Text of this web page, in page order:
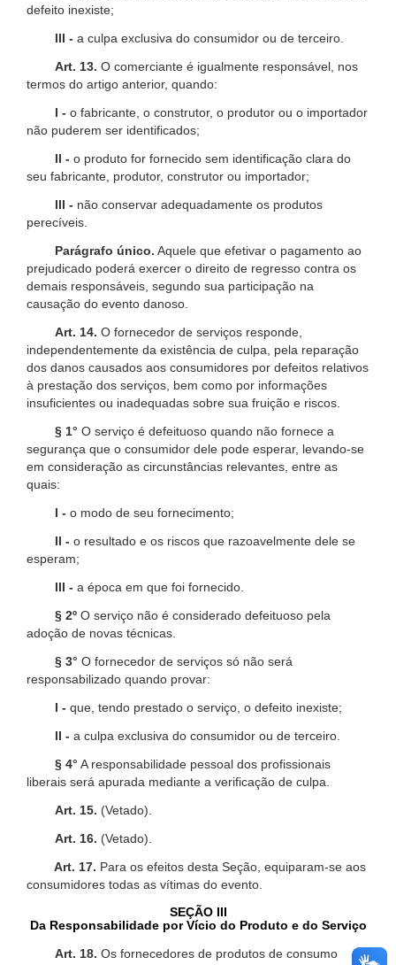
defeito inexiste;
III - a culpa exclusiva do consumidor ou de terceiro.
Art. 13. O comerciante é igualmente responsável, nos
termos do artigo anterior, quando:
I - o fabricante, o construtor, o produtor ou o importador
não puderem ser identificados;
II - o produto for fornecido sem identificação clara do
seu fabricante, produtor, construtor ou importador;
III - não conservar adequadamente os produtos
perecíveis.
Parágrafo único. Aquele que efetivar o pagamento ao
prejudicado poderá exercer o direito de regresso contra os
demais responsáveis, segundo sua participação na
causação do evento danoso.
Art. 14. O fornecedor de serviços responde,
independentemente da existência de culpa, pela reparação
dos danos causados aos consumidores por defeitos relativos
à prestação dos serviços, bem como por informações
insuficientes ou inadequadas sobre sua fruição e riscos.
§ 1° O serviço é defeituoso quando não fornece a
segurança que o consumidor dele pode esperar, levando-se
em consideração as circunstâncias relevantes, entre as
quais:
I - o modo de seu fornecimento;
II - o resultado e os riscos que razoavelmente dele se
esperam;
III - a época em que foi fornecido.
§ 2º O serviço não é considerado defeituoso pela
adoção de novas técnicas.
§ 3° O fornecedor de serviços só não será
responsabilizado quando provar:
I - que, tendo prestado o serviço, o defeito inexiste;
II - a culpa exclusiva do consumidor ou de terceiro.
§ 4° A responsabilidade pessoal dos profissionais
liberais será apurada mediante a verificação de culpa.
Art. 15. (Vetado).
Art. 16. (Vetado).
Art. 17. Para os efeitos desta Seção, equiparam-se aos
consumidores todas as vítimas do evento.
SEÇÃO III
Da Responsabilidade por Vício do Produto e do Serviço
Art. 18. Os fornecedores de produtos de consumo